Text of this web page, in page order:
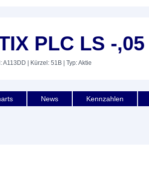
PLC LS -,05
A113DD | Kürzel: 51B | Typ: Aktie
News Kennzahlen